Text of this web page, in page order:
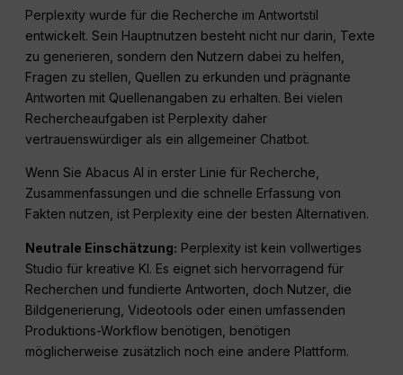
Perplexity wurde für die Recherche im Antwortstil
entwickelt. Sein Hauptnutzen besteht nicht nur darin, Texte
zu generieren, sondern den Nutzern dabei zu helfen,
Fragen zu stellen, Quellen zu erkunden und prägnante
Antworten mit Quellenangaben zu erhalten. Bei vielen
Rechercheaufgaben ist Perplexity daher
vertrauenswürdiger als ein allgemeiner Chatbot.
Wenn Sie Abacus AI in erster Linie für Recherche,
Zusammenfassungen und die schnelle Erfassung von
Fakten nutzen, ist Perplexity eine der besten Alternativen.
Neutrale Einschätzung: Perplexity ist kein vollwertiges
Studio für kreative KI. Es eignet sich hervorragend für
Recherchen und fundierte Antworten, doch Nutzer, die
Bildgenerierung, Videotools oder einen umfassenden
Produktions-Workflow benötigen, benötigen
möglicherweise zusätzlich noch eine andere Plattform.